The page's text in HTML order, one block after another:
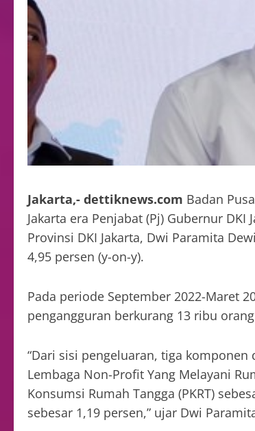
Jakarta,- dettiknews.com Badan
Jakarta era Penjabat (Pj) Gubernur
Provinsi DKI Jakarta, Dwi Paramita
4,95 persen (y-on-y).
Pada periode September 2022-Maret
pengangguran berkurang 13 ribu
“Dari sisi pengeluaran, tiga
Lembaga Non-Profit Yang Melayani
Konsumsi Rumah Tangga (PKRT)
sebesar 1,19 persen,” ujar Dwi